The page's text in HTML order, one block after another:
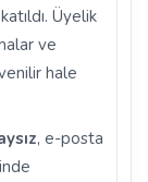
Üyelik
ve
hale
, e-posta